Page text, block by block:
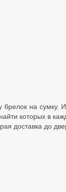
на сумку.
которых в
доставка до